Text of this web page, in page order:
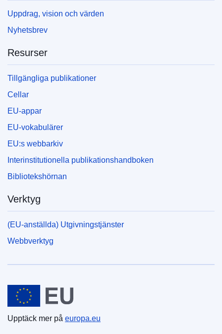
Uppdrag, vision och värden
Nyhetsbrev
Resurser
Tillgängliga publikationer
Cellar
EU-appar
EU-vokabulärer
EU:s webbarkiv
Interinstitutionella publikationshandboken
Bibliotekshörnan
Verktyg
(EU-anställda) Utgivningstjänster
Webbverktyg
Europeiska unionen
Upptäck mer på europa.eu